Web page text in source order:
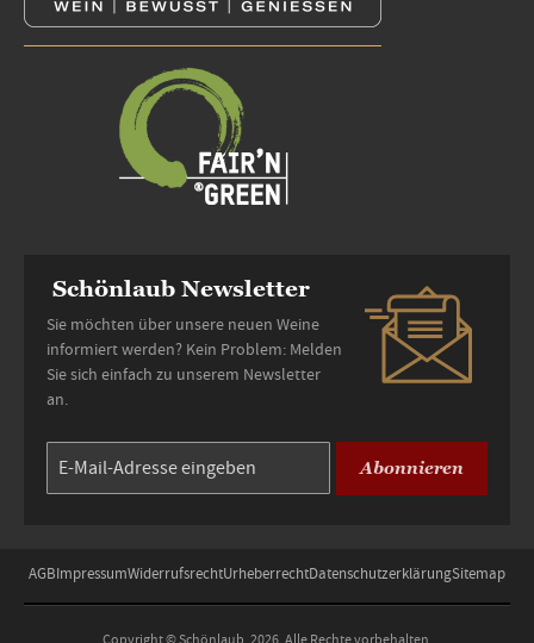
Schönlaub Newsletter
Sie möchten über unsere neuen Weine
informiert werden? Kein Problem: Melden
Sie sich einfach zu unserem Newsletter
an.
Abonnieren
AGBImpressumWiderrufsrechtUrheberrechtDatenschutzerklärungSitemap